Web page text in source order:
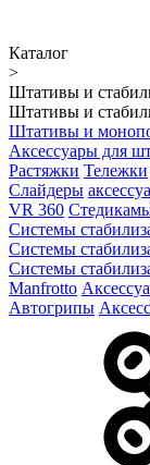
Каталог
>
Штативы и
Штативы и
Штативы и
Аксессуары для
Растяжки Тележки
Слайдеры
VR 360
Системы
Системы
Системы
Manfrotto
Автогрипы